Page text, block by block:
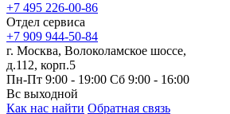
+7 495 226-00-86
Отдел сервиса
+7 909 944-50-84
г. Москва, Волоколамское шоссе,
д.112, корп.5
Пн-Пт 9:00 - 19:00 Сб 9:00 - 16:00
Вс выходной
Как нас найти Обратная связь